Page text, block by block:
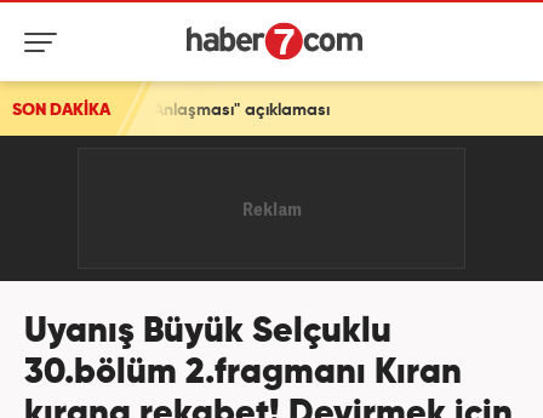
SON DAKİKA Ortalığı karıştıran NATO iddiası! Türkiye'den son
Uyanış Büyük Selçuklu
30.bölüm 2.fragmanı Kıran